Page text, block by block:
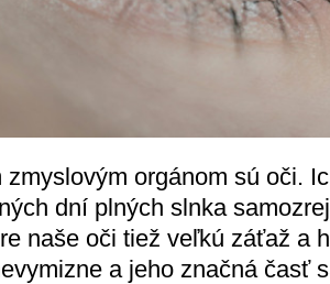
zmyslovým orgánom sú oči.
dní plných slnka
naše oči tiež veľkú záťaž a
a jeho značná časť